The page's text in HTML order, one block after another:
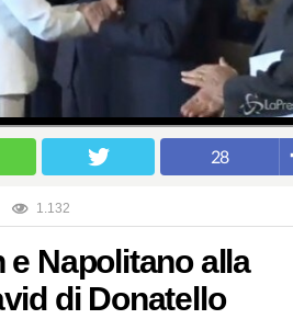
28
1.132
e Napolitano alla
di Donatello